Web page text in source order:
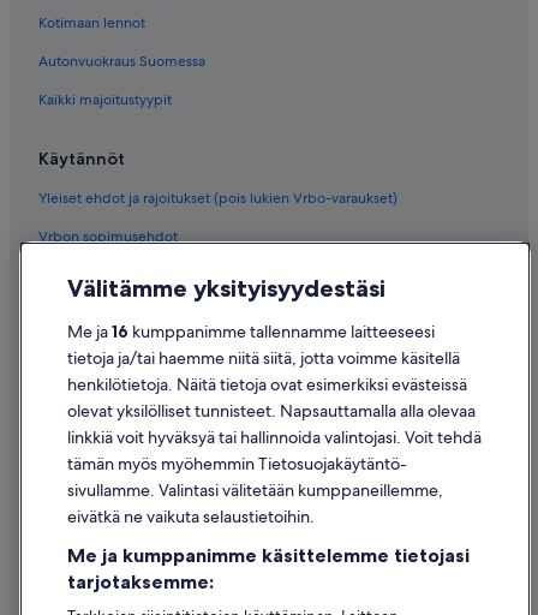
Kotimaan lennot
Autonvuokraus Suomessa
Kaikki majoitustyypit
Käytännöt
Yleiset ehdot ja rajoitukset (pois lukien Vrbo-varaukset)
Vrbon sopimusehdot
Evästeet
Käyttöehdot
Oikeudelliset tiedot / ota meihin yhteyttä
Sisältövaatimukset ja ilmoituksen tekeminen sisällöstä
Tuki
Ota yhteyttä
Välitämme yksityisyydestäsi
Me ja16 kumppanimme tallennamme laitteeseesi
tietoja ja/tai haemme niitä siitä, jotta voimme käsitellä
henkilötietoja. Näitä tietoja ovat esimerkiksi evästeissä
olevat yksilölliset tunnisteet. Napsauttamalla alla olevaa
linkkiä voit hyväksyä tai hallinnoida valintojasi. Voit tehdä
tämän myös myöhemmin Tietosuojakäytäntö-
sivullamme. Valintasi välitetään kumppaneillemme,
eivätkä ne vaikuta selaustietoihin.
Me ja kumppanimme käsittelemme tietojasi
tarjotaksemme: